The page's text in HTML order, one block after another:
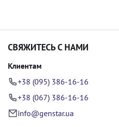
СВЯЖИТЕСЬ С НАМИ
Клиентам
+38 (095) 386-16-16
+38 (067) 386-16-16
info@genstar.ua